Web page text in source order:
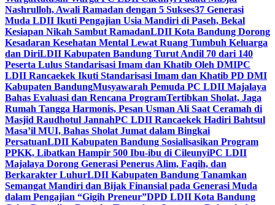
Nashrulloh, Awali Ramadan dengan 5 Sukses37 Generasi
Muda LDII Ikuti Pengajian Usia Mandiri di Paseh, Bekal
Kesiapan Nikah Sambut RamadanLDII Kota Bandung Dorong
Kesadaran Kesehatan Mental Lewat Ruang Tumbuh Keluarga
dan DiriLDII Kabupaten Bandung Turut Andil 70 dari 140
Peserta Lulus Standarisasi Imam dan Khatib Oleh DMIPC
LDII Rancaekek Ikuti Standarisasi Imam dan Khatib PD DMI
Kabupaten BandungMusyawarah Pemuda PC LDII Majalaya
Bahas Evaluasi dan Rencana ProgramTertibkan Sholat, Jaga
Rumah Tangga Harmonis, Pesan Usman Ali Saat Ceramah di
Masjid Raudhotul JannahPC LDII Rancaekek Hadiri Bahtsul
Masa’il MUI, Bahas Sholat Jumat dalam Bingkai
PersatuanLDII Kabupaten Bandung Sosialisasikan Program
PPKK, Libatkan Hampir 500 Ibu-ibu di CileunyiPC LDII
Majalaya Dorong Generasi Penerus Alim, Faqih, dan
Berkarakter LuhurLDII Kabupaten Bandung Tanamkan
Semangat Mandiri dan Bijak Finansial pada Generasi Muda
dalam Pengajian “Gigih Preneur”DPD LDII Kota Bandung